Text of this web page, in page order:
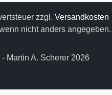
zzgl. Versandkosten
nicht anders angegeben.
Martin A. Scherer 2026